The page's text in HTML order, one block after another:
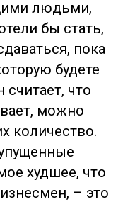
людьми,
бы стать,
пока
будете
что
можно
количество.
худшее, что
– это